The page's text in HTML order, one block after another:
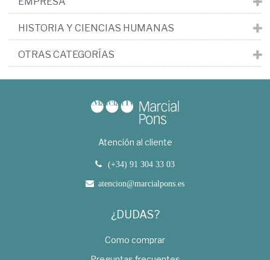
HISTORIA Y CIENCIAS HUMANAS
OTRAS CATEGORÍAS
Atención al cliente
(+34) 91 304 33 03
atencion@marcialpons.es
¿DUDAS?
Como comprar